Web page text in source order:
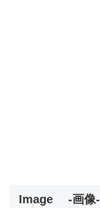
Image -画像-